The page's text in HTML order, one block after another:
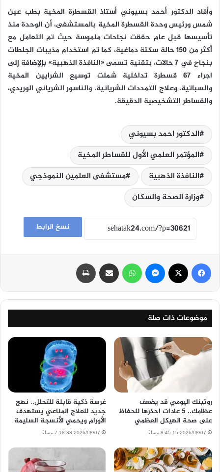
وأفاد الدكتور أحمد بسيوني أستاذ القسطرة المخية بطب عين
شمس ورئيس وحدة القسطرة المخية بالمستشفى، أن الوحدة منذ
تأسيسها قبل عام حققت نجاحات ملموسة حيث تم التعامل مع
أكثر من 150 حالة سكتة دماغية، كما تم استخدام مذيبات الجلطات
بنجاح في 7 حالات، بتقنية تسمى «النافذة الذهبية» بإلإضافة إلى
اجراء 67 قسطرة تداخلية شملت توسيع الشرايين المخية
والسباتية، وعلاج التمددات الشريانية، والناسور الشرياني الوريدي،
والقساطر التشخيصية الدقيقة.
الدكتور احمد بسيوني
المؤتمر العلمي الأول للقساطر المخية
النافذة الذهبية
مستشفى العلمين النموذجي
وزارة الصحة والسكان
نسخ الرابط
فيسبوك ماسنجر واتساب مشاركة عبر البريد
موضوعات ذات صلة
روتينك اليومي قد يضعف
عظامك.. 5 عادات احذرها للحفاظ
على صحة الهيكل العظمي
2026/08/07 8:45:15 مساءً
غرسة ذكية قابلة للتحلل.. نهج
جديد للعلاج المناعي يستهدف
الأورام ويحمي الأنسجة السليمة
2026/08/07 7:18:33 مساءً